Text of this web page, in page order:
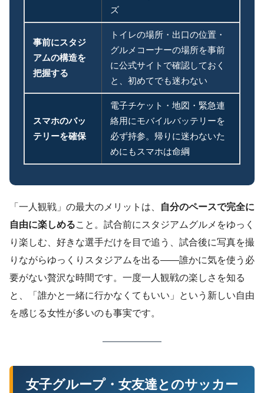
ズ
事前にスタジ
アムの構造を
把握する
トイレの場所・出口の位置・
グルメコーナーの場所を事前
に公式サイトで確認しておく
と、初めてでも迷わない
スマホのバッ
テリーを確保
電子チケット・地図・緊急連
絡用にモバイルバッテリーを
必ず持参。帰りに迷わないた
めにもスマホは命綱
「一人観戦」の最大のメリットは、
自分のペースで完全に
自由に楽しめること。試合前にスタジアムグルメをゆっく
り楽しむ、好きな選手だけを目で追う、試合後に写真を撮
りながらゆっくりスタジアムを出る——誰かに気を使う必
要がない贅沢な時間です。一度一人観戦の楽しさを知る
と、「誰かと一緒に行かなくてもいい」という新しい自由
を感じる女性が多いのも事実です。
女子グループ・女友達とのサッカー